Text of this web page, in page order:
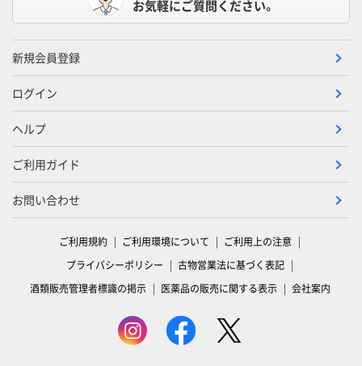
お気軽にご質問ください。
新規会員登録
ログイン
ヘルプ
ご利用ガイド
お問い合わせ
ご利用規約 ご利用環境について
ご利用上の注意
プライバシーポリシー
古物営業法に基づく表記
酒類販売管理者標識の掲示
医薬品の販売に関する表示 会社案内